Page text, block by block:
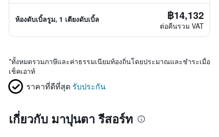
ห้องดับเบิ้ลรูม, 1 เตียงดับเบิ้ล ฿14,132
ต่อคืนรวม VAT
*ทั้งหมดรวมภาษีและค่าธรรมเนียมท้องถิ่นโดยประมาณและชำระเมื่อ
เช็คเอาท์
ราคาที่ดีที่สุด รับประกัน
เกี่ยวกับ มาปุนตา รีสอร์ท